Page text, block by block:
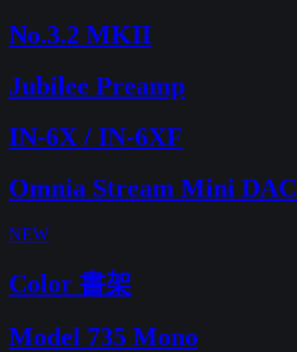
No.3.2 MKII
Jubilee Preamp
IN-6X / IN-6XF
Omnia Stream Mini DAC
NEW
Color 書架
Model 735 Mono